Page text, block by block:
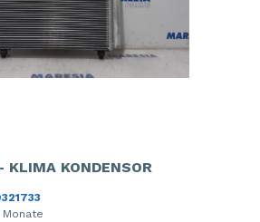
KONDENSOR
Monate